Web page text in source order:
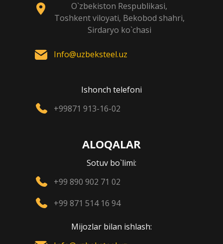
O`zbekiston Respublikasi,
Toshkent viloyati, Bekobod shahri,
Sirdaryo ko`chasi
Info@uzbeksteel.uz
Ishonch telefoni
+99871 913-16-02
ALOQALAR
Sotuv bo`limi:
+99 890 902 71 02
+99 871 514 16 94
Mijozlar bilan ishlash: